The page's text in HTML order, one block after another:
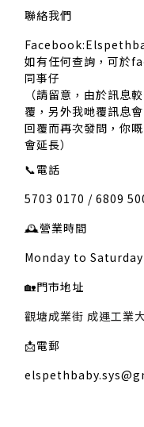
聯絡我們
如有任何查詢，可於
同事仔
（請留意，由於訊息
覆，另外我哋覆訊息
回覆而再次發問，你
會延長）
📞電話
5703 0170 / 6809
🕰️營業時間
Monday to
🏡門市地址
觀塘成業街 成運工業
📩電郵